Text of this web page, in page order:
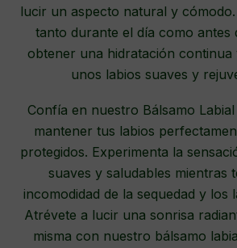
lucir un aspecto natural y
tanto durante el día como antes
obtener una hidratación
unos labios suaves y
Confía en nuestro Bálsamo
mantener tus labios
protegidos. Experimenta la
suaves y saludables mientras
incomodidad de la sequedad y los
Atrévete a lucir una sonrisa
misma con nuestro bálsamo